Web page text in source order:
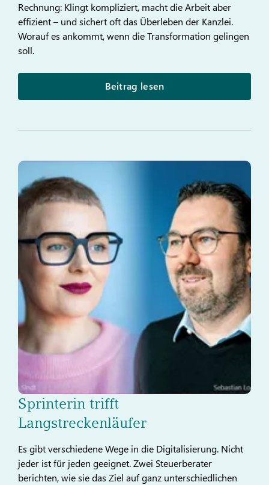
Rechnung: Klingt kompliziert, macht die Arbeit aber
effizient – und sichert oft das Überleben der Kanzlei.
Worauf es ankommt, wenn die Transformation gelingen
soll.
Beitrag lesen
Sprinterin trifft
Langstreckenläufer
Es gibt verschiedene Wege in die Digitalisierung. Nicht
jeder ist für jeden geeignet. Zwei Steuerberater
berichten, wie sie das Ziel auf ganz unterschiedlichen